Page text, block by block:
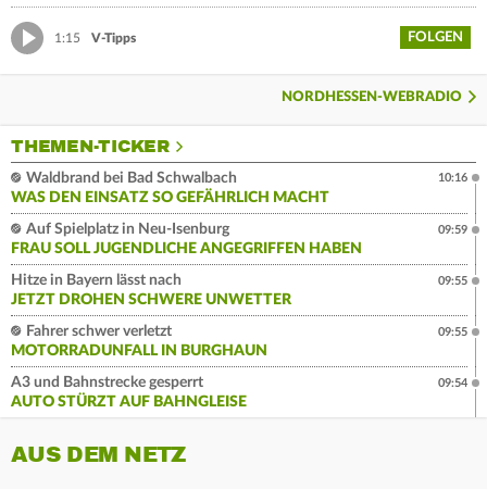
1:15 V-Tipps FOLGEN
NORDHESSEN-WEBRADIO
THEMEN-TICKER
Waldbrand bei Bad Schwalbach
WAS DEN EINSATZ SO GEFÄHRLICH MACHT
10:16
Auf Spielplatz in Neu-Isenburg
FRAU SOLL JUGENDLICHE ANGEGRIFFEN HABEN
09:59
Hitze in Bayern lässt nach
JETZT DROHEN SCHWERE UNWETTER
09:55
Fahrer schwer verletzt
MOTORRADUNFALL IN BURGHAUN
09:55
A3 und Bahnstrecke gesperrt
AUTO STÜRZT AUF BAHNGLEISE
09:54
AUS DEM NETZ